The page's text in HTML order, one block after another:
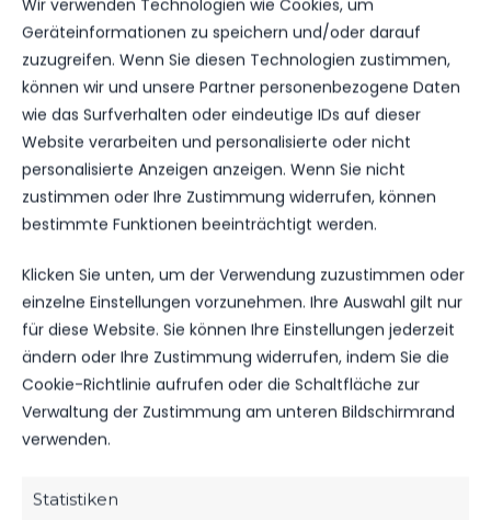
Wir verwenden Technologien wie Cookies, um
Geräteinformationen zu speichern und/oder darauf
zuzugreifen. Wenn Sie diesen Technologien zustimmen,
können wir und unsere Partner personenbezogene Daten
wie das Surfverhalten oder eindeutige IDs auf dieser
Website verarbeiten und personalisierte oder nicht
personalisierte Anzeigen anzeigen. Wenn Sie nicht
zustimmen oder Ihre Zustimmung widerrufen, können
bestimmte Funktionen beeinträchtigt werden.
Klicken Sie unten, um der Verwendung zuzustimmen oder
einzelne Einstellungen vorzunehmen. Ihre Auswahl gilt nur
für diese Website. Sie können Ihre Einstellungen jederzeit
ändern oder Ihre Zustimmung widerrufen, indem Sie die
Cookie-Richtlinie aufrufen oder die Schaltfläche zur
Verwaltung der Zustimmung am unteren Bildschirmrand
verwenden.
Statistiken
ERGEBNIS
MANNSCHAFT TORE SPIELAUSGANG
1. FFC Turbine Potsdam (w.) 0 Niederlage
FSV 63 Luckenwalde C-Jugend 3 Sieg
Für diese Auswahl wurden keine Spiele gefunden.
ÄHNLICHE BEITRÄGE
1. FFC Turbine Potsdam
(w.) vs FSV 63 Luckenwalde
Ähnlicher Beitrag
FSV 63 Luckenwalde C-